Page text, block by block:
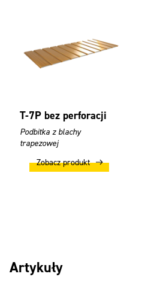
T-7P bez perforacji
Podbitka z blachy
trapezowej
Zobacz produkt
Artykuły